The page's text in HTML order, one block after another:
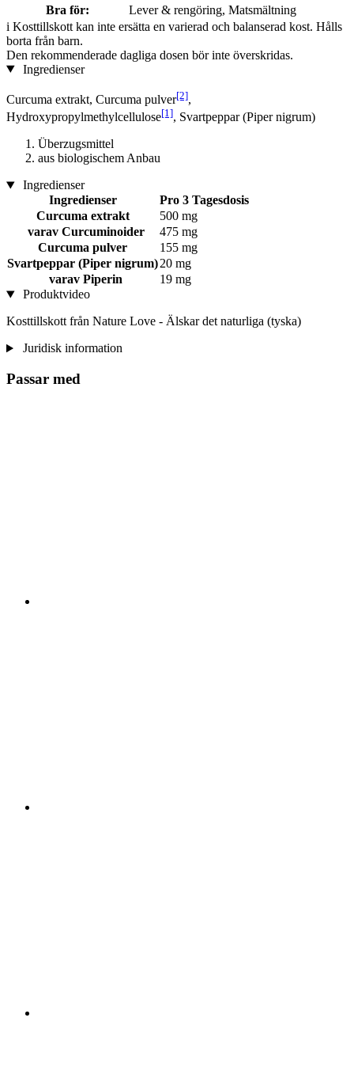
Bra för:
Lever & rengöring, Matsmältning
i Kosttillskott kan inte ersätta en varierad och balanserad kost. Hålls
borta från barn.
Den rekommenderade dagliga dosen bör inte överskridas.
Ingredienser
Curcuma extrakt, Curcuma pulver[2],
Hydroxypropylmethylcellulose[1], Svartpeppar (Piper nigrum)
Überzugsmittel
aus biologischem Anbau
Ingredienser
Ingredienser
Pro 3 Tagesdosis
Curcuma extrakt
500 mg
varav Curcuminoider
475 mg
Curcuma pulver
155 mg
Svartpeppar (Piper nigrum)20 mg
varav Piperin
19 mg
Produktvideo
Kosttillskott från Nature Love - Älskar det naturliga (tyska)
Juridisk information
Passar med